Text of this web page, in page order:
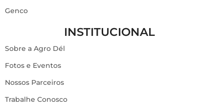
Genco
INSTITUCIONAL
Sobre a Agro Dél
Fotos e Eventos
Nossos Parceiros
Trabalhe Conosco